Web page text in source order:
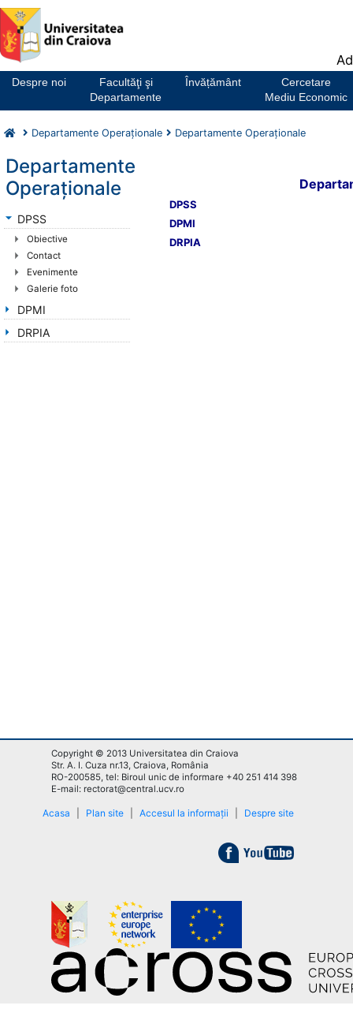
Notă:
Acest
website
un
sistem
accesibilitate.
Despre noi
Facultăţi şi
Departamente
Învățământ
Cercetare
Mediu Economic
Departamente Operaționale Departamente Operaționale
Departamente
Operaționale
DPSS
Obiective
Contact
Evenimente
Galerie foto
DPMI
DRPIA
DPSS
DPMI
DRPIA
Copyright © 2013 Universitatea din Craiova
Str. A. I. Cuza nr.13, Craiova, România
RO-200585, tel: Biroul unic de informare +40 251 414 398
E-mail: rectorat@central.ucv.ro
Acasa Plan site Accesul la informații Despre site